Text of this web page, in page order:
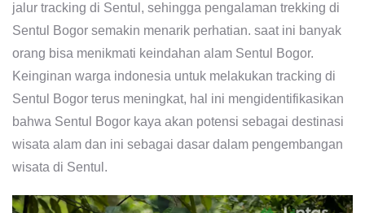
jalur tracking di Sentul, sehingga pengalaman trekking di
Sentul Bogor semakin menarik perhatian. saat ini banyak
orang bisa menikmati keindahan alam Sentul Bogor.
Keinginan warga indonesia untuk melakukan tracking di
Sentul Bogor terus meningkat, hal ini mengidentifikasikan
bahwa Sentul Bogor kaya akan potensi sebagai destinasi
wisata alam dan ini sebagai dasar dalam pengembangan
wisata di Sentul.